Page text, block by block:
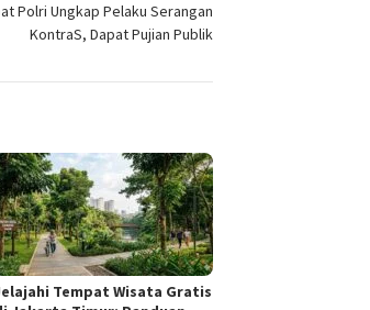
Polri Ungkap Pelaku Serangan
KontraS, Dapat Pujian Publik
Tempat Wisata Gratis